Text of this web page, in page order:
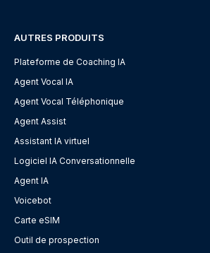
AUTRES PRODUITS
Plateforme de Coaching IA
Agent Vocal IA
Agent Vocal Téléphonique
Agent Assist
Assistant IA virtuel
Logiciel IA Conversationnelle
Agent IA
Voicebot
Carte eSIM
Outil de prospection